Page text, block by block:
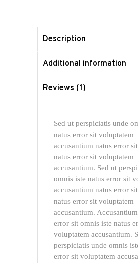
Description
Additional information
Reviews (1)
Sed ut perspiciatis unde
natus error sit voluptatem
accusantium natus error
natus error sit voluptatem
accusantium. Sed ut
omnis iste natus error sit
accusantium natus error
natus error sit voluptatem
accusantium.
error sit omnis iste natus
voluptatem accusantium.
perspiciatis unde omnis
error sit voluptatem